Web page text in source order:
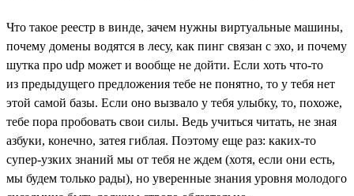
Что такое реестр в винде, зачем нужны виртуальные машины,
почему домены водятся в лесу, как пинг связан с эхо, и почему
шутка про udp может и вообще не дойти. Если хоть что-то
из предыдущего предложения тебе не понятно, то у тебя нет
этой самой базы. Если оно вызвало у тебя улыбку, то, похоже,
тебе пора пробовать свои силы. Ведь учиться читать, не зная
азбуки, конечно, затея гиблая. Поэтому еще раз: каких-то
супер-узких знаний мы от тебя не ждем (хотя, если они есть,
мы будем только рады), но уверенные знания уровня молодого